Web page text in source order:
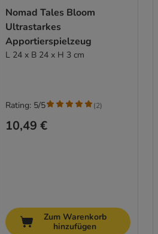
Nomad Tales Bloom
Ultrastarkes
Apportierspielzeug
L 24 x B 24 x H 3 cm
10,49 €
Rating: 5/5 (2)
Zum Warenkorb
hinzufügen